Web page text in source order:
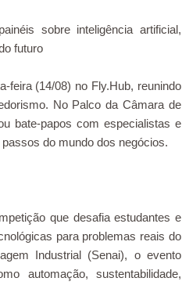
sobre inteligência artificial,
futuro
feira (14/08) no Fly.Hub, reunindo
No Palco da Câmara de
bate-papos com especialistas e
do mundo dos negócios.
que desafia estudantes e
para problemas reais do
Industrial (Senai), o evento
automação, sustentabilidade,